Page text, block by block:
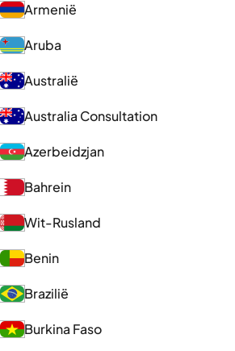
Armenië
Aruba
Australië
Australia Consultation
Azerbeidzjan
Bahrein
Wit-Rusland
Benin
Brazilië
Burkina Faso